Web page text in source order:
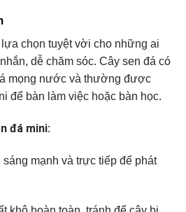
lựa chọn tuyệt vời cho những ai
dễ chăm sóc. Cây sen đá có
mọng nước và thường được
để bàn làm việc hoặc bàn học.
đá mini:
sáng mạnh và trực tiếp để phát